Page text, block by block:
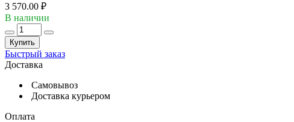
3 570.00 ₽
В наличии
Купить
Быстрый заказ
Доставка
Самовывоз
Доставка курьером
Оплата